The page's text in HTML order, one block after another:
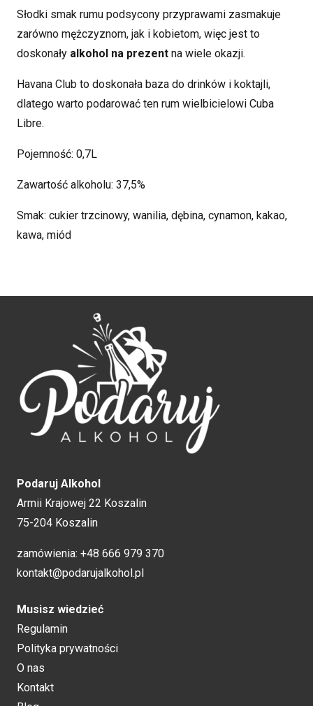
Słodki smak rumu podsycony przyprawami zasmakuje
zarówno mężczyznom, jak i kobietom, więc jest to
doskonały alkohol na prezent na wiele okazji.
Havana Club to doskonała baza do drinków i koktajli,
dlatego warto podarować ten rum wielbicielowi Cuba
Libre.
Pojemność: 0,7L
Zawartość alkoholu: 37,5%
Smak: cukier trzcinowy, wanilia, dębina, cynamon, kakao,
kawa, miód
Podaruj Alkohol
Armii Krajowej 22 Koszalin
75-204 Koszalin
zamówienia: +48 666 979 370
kontakt@podarujalkohol.pl
Musisz wiedzieć
Regulamin
Polityka prywatności
O nas
Kontakt